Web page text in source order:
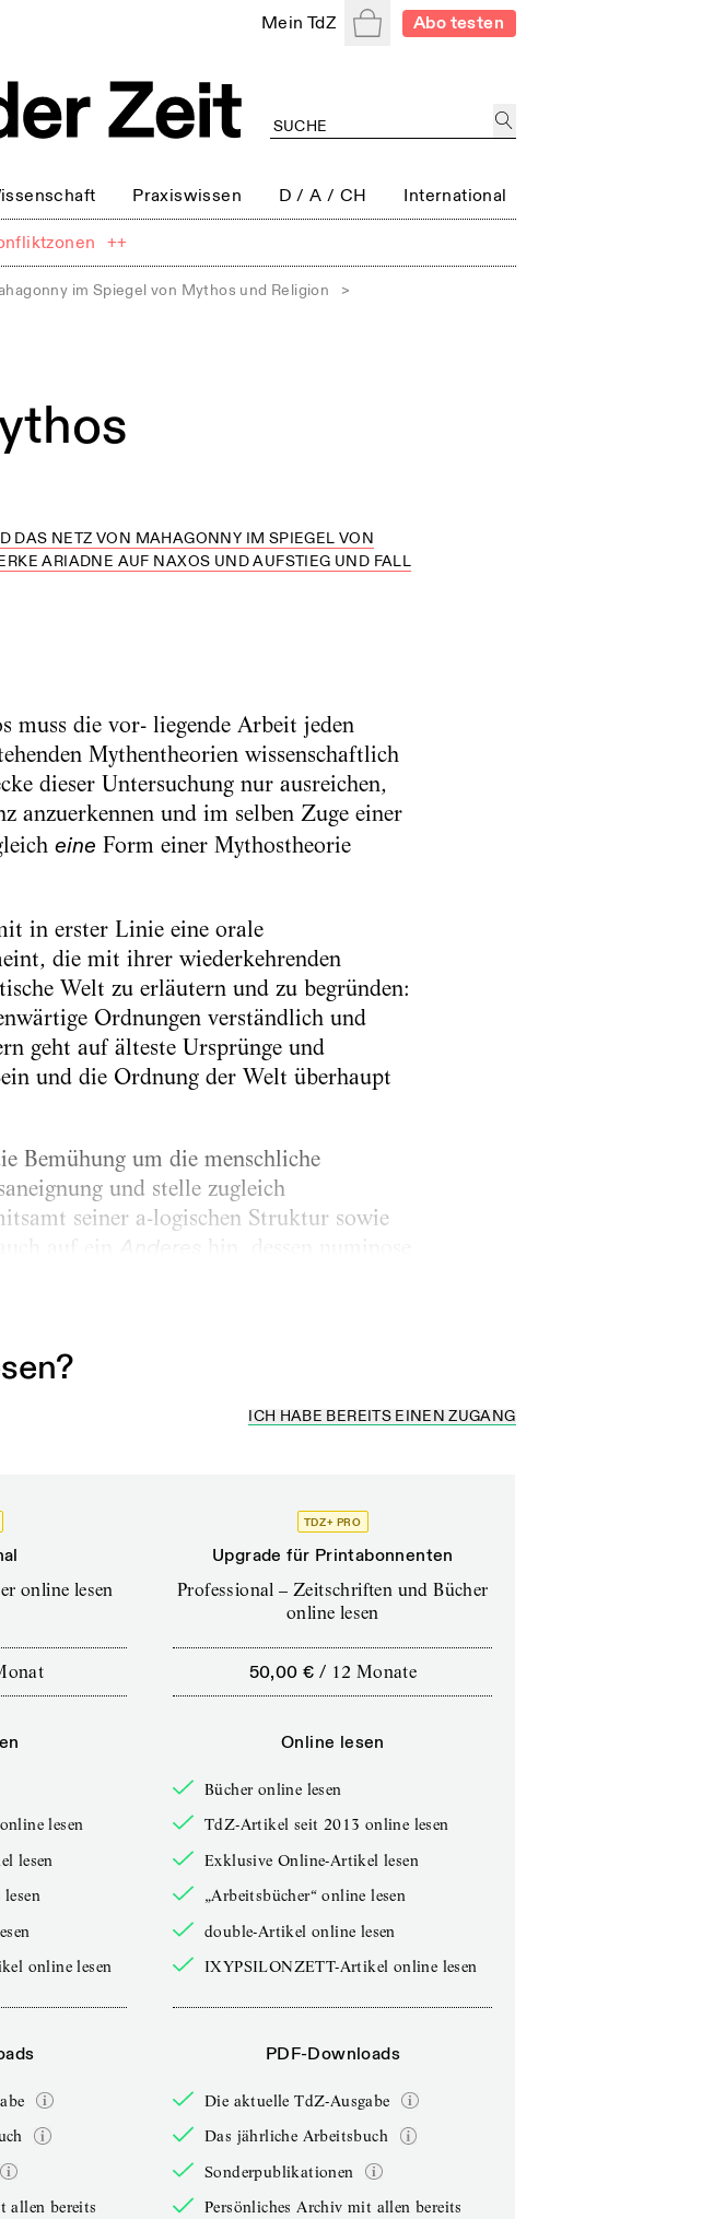
Mein TdZ WarenkorbAbo testen
Praxiswissen D / A / CH International
++
im Spiegel von Mythos und Religion
>
DAS NETZ VON MAHAGONNY IM SPIEGEL VON
ARIADNE AUF NAXOS UND AUFSTIEG UND FALL
muss die vor- liegende Arbeit jeden
Mythentheorien wissenschaftlich
dieser Untersuchung nur ausreichen,
anzuerkennen und im selben Zuge einer
eine Form einer Mythostheorie
in erster Linie eine orale
die mit ihrer wiederkehrenden
Welt zu erläutern und zu begründen:
Ordnungen verständlich und
geht auf älteste Ursprünge und
und die Ordnung der Welt überhaupt
Bemühung um die menschliche
und stelle zugleich
seiner a-logischen Struktur sowie
auf ein
hin, dessen numinose
ICH HABE BEREITS EINEN ZUGANG
online lesen
lesen
lesen
online lesen
allen bereits
TDZ+ PRO
Upgrade für Printabonnenten
Professional – Zeitschriften und Bücher
online lesen
50,00 € / 12 Monate
Online lesen
Bücher online lesen
TdZ-Artikel seit 2013 online lesen
Exklusive Online-Artikel lesen
„Arbeitsbücher“ online lesen
double-Artikel online lesen
IXYPSILONZETT-Artikel online lesen
PDF-Downloads
Die aktuelle TdZ-Ausgabe
Das jährliche Arbeitsbuch
Sonderpublikationen
Persönliches Archiv mit allen bereits